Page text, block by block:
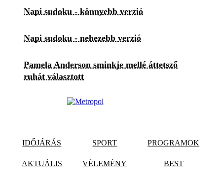
Napi sudoku - könnyebb verzió
Napi sudoku - nehezebb verzió
Pamela Anderson sminkje mellé áttetsző
ruhát választott
IDŐJÁRÁS SPORT PROGRAMOK
AKTUÁLIS VÉLEMÉNY BEST